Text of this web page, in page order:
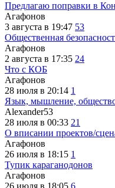
Предлагаю поправки в
Агафонов
3 августа в 19:47 53
Общественная
Агафонов
2 августа в 17:35 24
Что с КОБ
Агафонов
28 июля в 20:14 1
Язык, мышление, общество
Alexander53
28 июля в 00:33 21
О вписании проектов/
Агафонов
26 июля в 18:15 1
Тупик караганодонов
Агафонов